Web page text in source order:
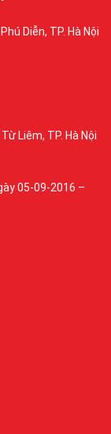
Diễn, TP. Hà Nội
Liêm, TP. Hà Nội
05-09-2016 –